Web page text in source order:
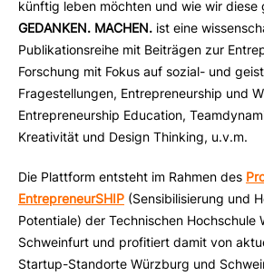
künftig leben möchten und wie wir diese
GEDANKEN. MACHEN.ist eine
Publikationsreihe mit Beiträgen zur
Forschung mit Fokus auf sozial- und
Fragestellungen, Entrepreneurship und
Entrepreneurship Education,
Kreativität und Design Thinking, u.v.m.
Die Plattform entsteht im Rahmen des
EntrepreneurSHIP(Sensibilisierung und
Potentiale) der Technischen Hochschule
Schweinfurt und profitiert damit von
Startup-Standorte Würzburg und